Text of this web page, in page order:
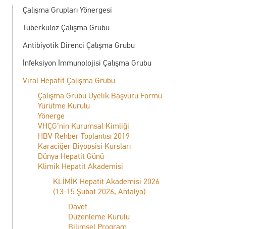
Çalışma Grupları Yönergesi
Tüberküloz Çalışma Grubu
Antibiyotik Direnci Çalışma Grubu
İnfeksiyon İmmunolojisi Çalışma Grubu
Viral Hepatit Çalışma Grubu
Çalışma Grubu Üyelik Başvuru Formu
Yürütme Kurulu
Yönerge
VHÇG’nin Kurumsal Kimliği
HBV Rehber Toplantısı 2019
Karaciğer Biyopsisi Kursları
Dünya Hepatit Günü
Klimik Hepatit Akademisi
KLİMİK Hepatit Akademisi 2026
(13-15 Şubat 2026, Antalya)
Davet
Düzenleme Kurulu
Bilimsel Program